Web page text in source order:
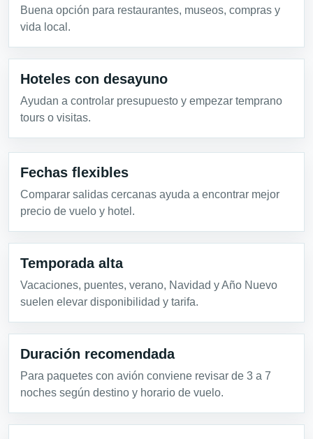
Buena opción para restaurantes, museos, compras y
vida local.
Hoteles con desayuno
Ayudan a controlar presupuesto y empezar temprano
tours o visitas.
Fechas flexibles
Comparar salidas cercanas ayuda a encontrar mejor
precio de vuelo y hotel.
Temporada alta
Vacaciones, puentes, verano, Navidad y Año Nuevo
suelen elevar disponibilidad y tarifa.
Duración recomendada
Para paquetes con avión conviene revisar de 3 a 7
noches según destino y horario de vuelo.